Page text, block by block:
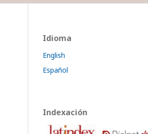
Idioma
English
Español
Indexación